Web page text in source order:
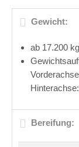
Gewicht:
ab 17.200 kg
Bereifung: